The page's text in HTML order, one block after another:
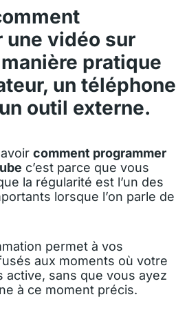
une vidéo sur
pratique
un téléphone
outil externe.
comment programmer
c’est parce que vous
la régularité est l’un des
lorsque l’on parle de
permet à vos
aux moments où votre
active, sans que vous ayez
à ce moment précis.